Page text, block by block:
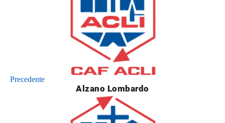
Precedente
Alzano Lombardo